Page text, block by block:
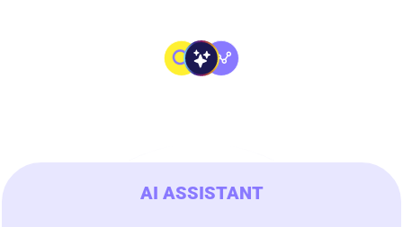
AI ASSISTANT